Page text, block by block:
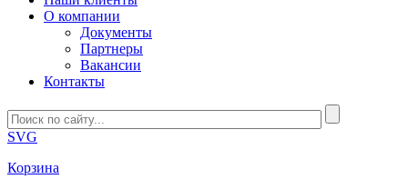
О компании
Документы
Партнеры
Вакансии
Контакты
SVG
Корзина